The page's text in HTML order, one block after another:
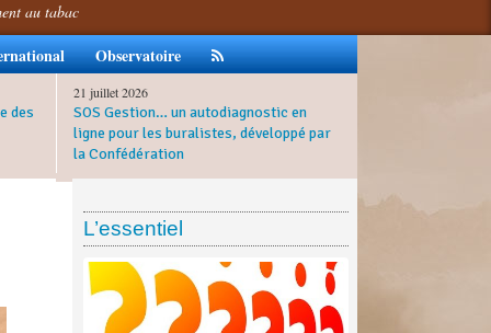
au tabac
Observatoire
des
21 juillet 2026
SOS Gestion… un autodiagnostic en
ligne pour les buralistes, développé par
la Confédération
L’essentiel